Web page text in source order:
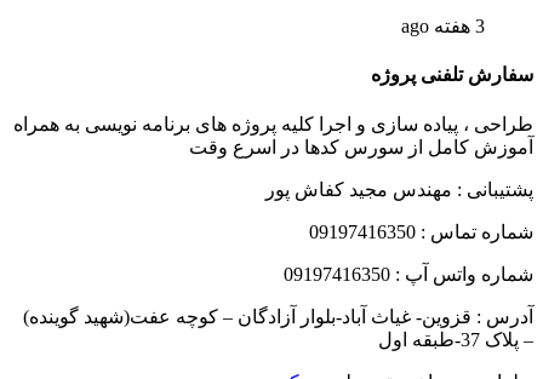
3 هفته ago
سفارش تلفنی پروژه
طراحی ، پیاده سازی و اجرا کلیه پروژه های برنامه نویسی به همراه
آموزش کامل از سورس کدها در اسرع وقت
پشتیبانی : مهندس مجید کفاش پور
شماره تماس : 09197416350
شماره واتس آپ : 09197416350
آدرس : قزوین- غیاث آباد-بلوار آزادگان – کوچه عفت(شهید گوینده)
– پلاک 37-طبقه اول